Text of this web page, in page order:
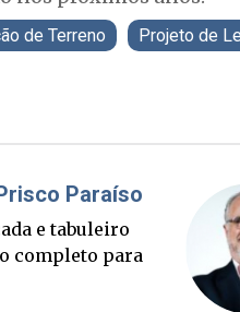
de Terreno Projeto de
Garibaldi virou